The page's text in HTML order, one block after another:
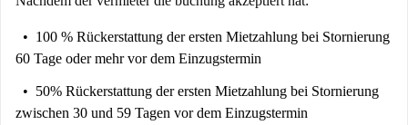
aber nicht zu einer voll ausgestatteten Küche.
100 % Rückerstattung der ersten Mietzahlung bei Stornierung
60 Tage oder mehr vor dem Einzugstermin
50% Rückerstattung der ersten Mietzahlung bei Stornierung
zwischen 30 und 59 Tagen vor dem Einzugstermin